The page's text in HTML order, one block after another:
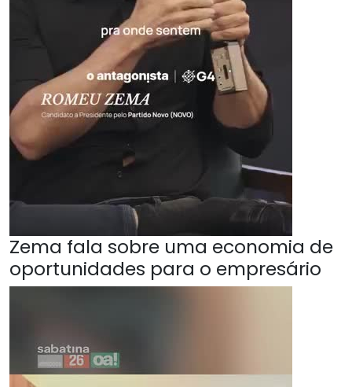
Zema fala sobre uma economia de
oportunidades para o empresário